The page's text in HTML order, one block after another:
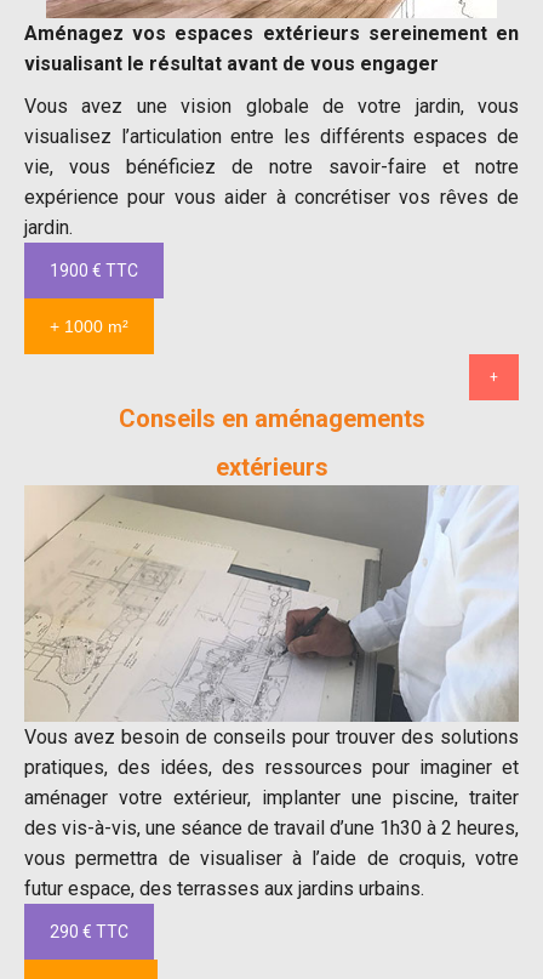
Aménagez vos espaces extérieurs sereinement en
visualisant le résultat avant de vous engager
Vous avez une vision globale de votre jardin, vous
visualisez l’articulation entre les différents espaces de
vie, vous bénéficiez de notre savoir-faire et notre
expérience pour vous aider à concrétiser vos rêves de
jardin.
1900 € TTC
+ 1000 m²
+
Conseils en aménagements
extérieurs
Vous avez besoin de conseils pour trouver des solutions
pratiques, des idées, des ressources pour imaginer et
aménager votre extérieur, implanter une piscine, traiter
des vis-à-vis, une séance de travail d’une 1h30 à 2 heures,
vous permettra de visualiser à l’aide de croquis, votre
futur espace, des terrasses aux jardins urbains.
290 € TTC